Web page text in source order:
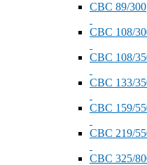
СВС 89/300
СВС 108/
СВС 108/
СВС 133/
СВС 159/
СВС 219/
СВС 325/